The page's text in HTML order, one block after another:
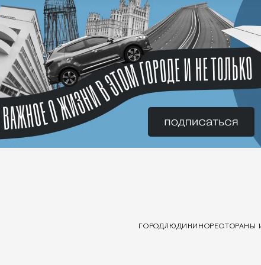
ГОРОДЛЮДИ КИНОРЕСТОРАНЫ